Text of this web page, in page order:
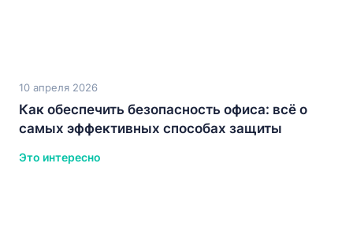
10 апреля 2026
Как обеспечить безопасность офиса: всё о
самых эффективных способах защиты
Это интересно